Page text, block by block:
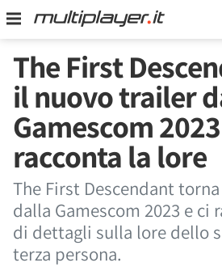
The First
il nuovo trailer
Gamescom
racconta la lore
The First Descendant
dalla Gamescom 2023 e ci
di dettagli sulla lore dello
terza persona.